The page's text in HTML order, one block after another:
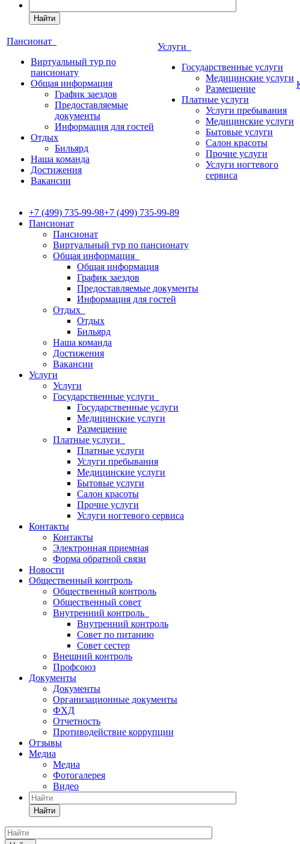
Найти
Пансионат
Виртуальный тур по
пансионату
Общая информация
График заездов
Предоставляемые
документы
Информация для гостей
Отдых
Бильярд
Наша команда
Достижения
Вакансии
Услуги
Государственные услуги
Медицинские услуги
Размещение
Платные услуги
Услуги пребывания
Медицинские услуги
Бытовые услуги
Салон красоты
Прочие услуги
Услуги ногтевого
сервиса
+7 (499) 735-99-98+7 (499) 735-99-89
Пансионат
Пансионат
Виртуальный тур по пансионату
Общая информация
Общая информация
График заездов
Предоставляемые документы
Информация для гостей
Отдых
Отдых
Бильярд
Наша команда
Достижения
Вакансии
Услуги
Услуги
Государственные услуги
Государственные услуги
Медицинские услуги
Размещение
Платные услуги
Платные услуги
Услуги пребывания
Медицинские услуги
Бытовые услуги
Салон красоты
Прочие услуги
Услуги ногтевого сервиса
Контакты
Контакты
Электронная приемная
Форма обратной связи
Новости
Общественный контроль
Общественный контроль
Общественный совет
Внутренний контроль
Внутренний контроль
Совет по питанию
Совет сестер
Внешний контроль
Профсоюз
Документы
Документы
Организационные документы
ФХД
Отчетность
Противодействие коррупции
Отзывы
Медиа
Медиа
Фотогалерея
Видео
Найти